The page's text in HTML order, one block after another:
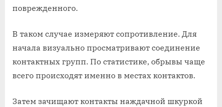
поврежденного.
В таком случае измеряют сопротивление. Для
начала визуально просматривают соединение
контактных групп. По статистике, обрывы чаще
всего происходят именно в местах контактов.
Затем зачищают контакты наждачной шкуркой